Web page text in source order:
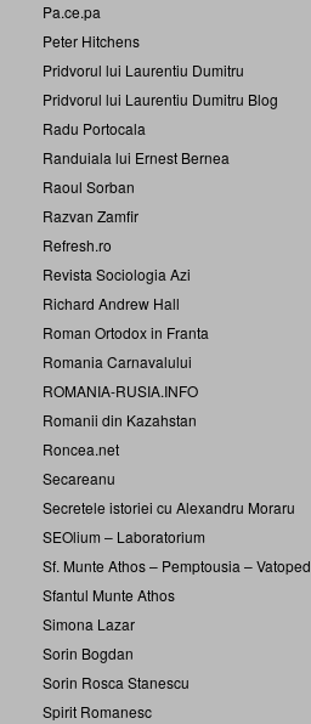
Pa.ce.pa
Peter Hitchens
Pridvorul lui Laurentiu Dumitru
Pridvorul lui Laurentiu Dumitru Blog
Radu Portocala
Randuiala lui Ernest Bernea
Raoul Sorban
Razvan Zamfir
Refresh.ro
Revista Sociologia Azi
Richard Andrew Hall
Roman Ortodox in Franta
Romania Carnavalului
ROMANIA-RUSIA.INFO
Romanii din Kazahstan
Roncea.net
Secareanu
Secretele istoriei cu Alexandru Moraru
SEOlium – Laboratorium
Sf. Munte Athos – Pemptousia – Vatoped
Sfantul Munte Athos
Simona Lazar
Sorin Bogdan
Sorin Rosca Stanescu
Spirit Romanesc